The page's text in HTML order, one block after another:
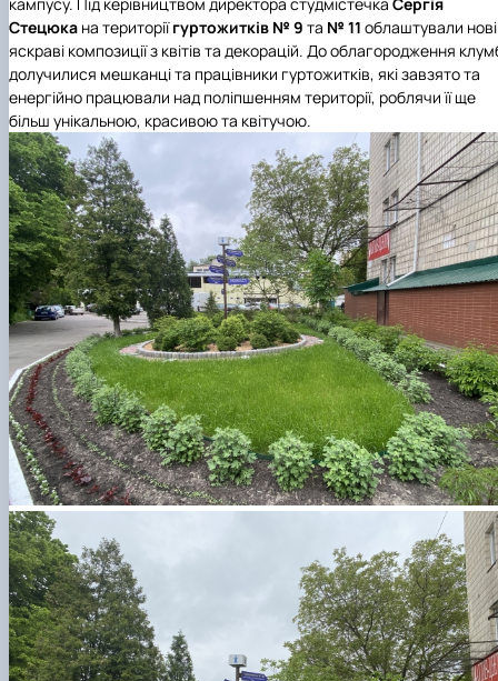
Стецюка на територіїгуртожитків № 9 та № 11 облаштували нові
яскраві композиції з квітів та декорацій. До облагородження
долучилися мешканці та працівники гуртожитків, які завзято та
енергійно працювали над поліпшенням території, роблячи її ще
більш унікальною, красивою та квітучою.